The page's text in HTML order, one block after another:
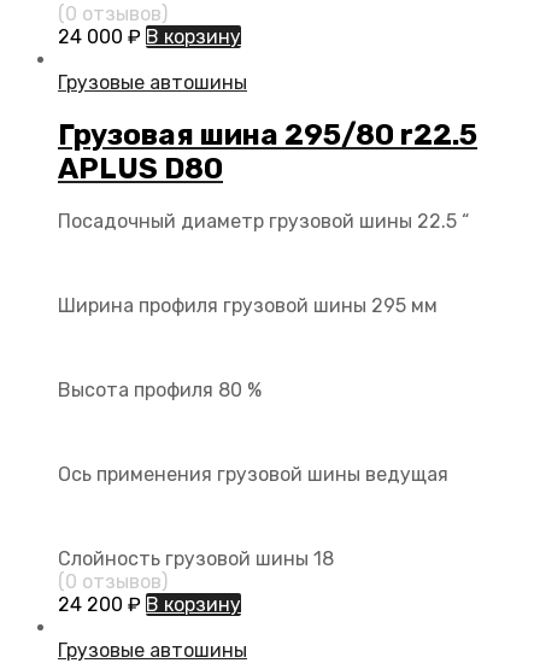
(0 отзывов)
24 000 ₽ В корзину
Грузовые автошины
Грузовая шина 295/80 r22.5
APLUS D80
Посадочный диаметр грузовой шины 22.5 “
Ширина профиля грузовой шины 295 мм
Высота профиля 80 %
Ось применения грузовой шины ведущая
Слойность грузовой шины 18
(0 отзывов)
24 200 ₽ В корзину
Грузовые автошины